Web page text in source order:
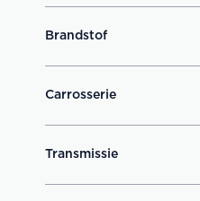
Brandstof
Carrosserie
Transmissie